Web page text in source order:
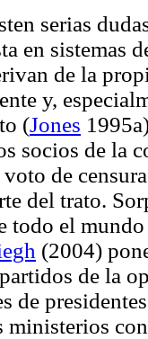
serias
en sistemas
de la
y,
(Jones
socios de la
de
del trato.
todo el
(2004)
de la
de
ministerios